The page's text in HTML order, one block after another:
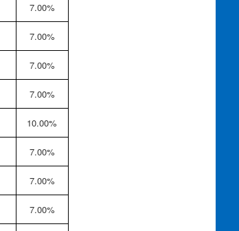
7.00%
7.00%
7.00%
7.00%
10.00%
7.00%
7.00%
7.00%